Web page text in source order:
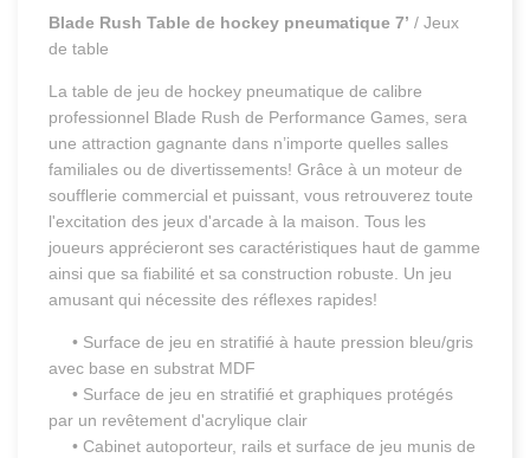
Blade Rush Table de hockey pneumatique 7’ / Jeux
de table
La table de jeu de hockey pneumatique de calibre
professionnel Blade Rush de Performance Games, sera
une attraction gagnante dans n’importe quelles salles
familiales ou de divertissements! Grâce à un moteur de
soufflerie commercial et puissant, vous retrouverez toute
l'excitation des jeux d'arcade à la maison. Tous les
joueurs apprécieront ses caractéristiques haut de gamme
ainsi que sa fiabilité et sa construction robuste. Un jeu
amusant qui nécessite des réflexes rapides!
• Surface de jeu en stratifié à haute pression bleu/gris
avec base en substrat MDF
• Surface de jeu en stratifié et graphiques protégés
par un revêtement d'acrylique clair
• Cabinet autoporteur, rails et surface de jeu munis de